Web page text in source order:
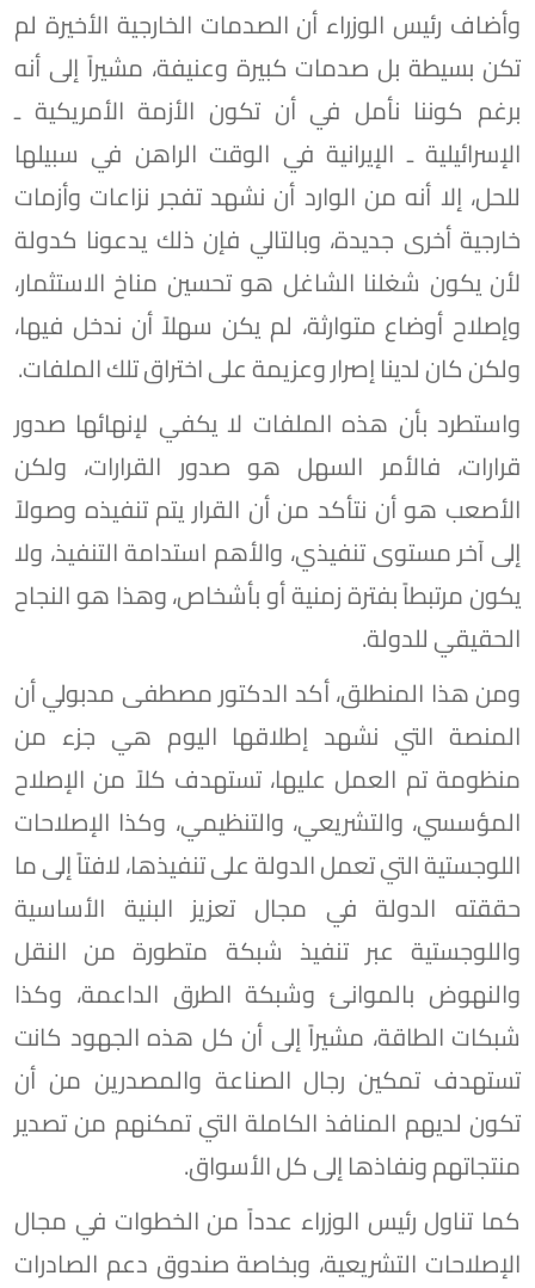
وأضاف رئيس الوزراء أن الصدمات الخارجية الأخيرة لم
تكن بسيطة بل صدمات كبيرة وعنيفة، مشيراً إلى أنه
برغم كوننا نأمل في أن تكون الأزمة الأمريكية ـ
الإسرائيلية ـ الإيرانية في الوقت الراهن في سبيلها
للحل، إلا أنه من الوارد أن نشهد تفجر نزاعات وأزمات
خارجية أخرى جديدة، وبالتالي فإن ذلك يدعونا كدولة
لأن يكون شغلنا الشاغل هو تحسين مناخ الاستثمار،
وإصلاح أوضاع متوارثة، لم يكن سهلاً أن ندخل فيها،
ولكن كان لدينا إصرار وعزيمة على اختراق تلك الملفات.
واستطرد بأن هذه الملفات لا يكفي لإنهائها صدور
قرارات، فالأمر السهل هو صدور القرارات، ولكن
الأصعب هو أن نتأكد من أن القرار يتم تنفيذه وصولاً
إلى آخر مستوى تنفيذي، والأهم استدامة التنفيذ، ولا
يكون مرتبطاً بفترة زمنية أو بأشخاص، وهذا هو النجاح
الحقيقي للدولة.
ومن هذا المنطلق، أكد الدكتور مصطفى مدبولي أن
المنصة التي نشهد إطلاقها اليوم هي جزء من
منظومة تم العمل عليها، تستهدف كلاً من الإصلاح
المؤسسي، والتشريعي، والتنظيمي، وكذا الإصلاحات
اللوجستية التي تعمل الدولة على تنفيذها، لافتاً إلى ما
حققته الدولة في مجال تعزيز البنية الأساسية
واللوجستية عبر تنفيذ شبكة متطورة من النقل
والنهوض بالموانئ وشبكة الطرق الداعمة، وكذا
شبكات الطاقة، مشيراً إلى أن كل هذه الجهود كانت
تستهدف تمكين رجال الصناعة والمصدرين من أن
تكون لديهم المنافذ الكاملة التي تمكنهم من تصدير
منتجاتهم ونفاذها إلى كل الأسواق.
كما تناول رئيس الوزراء عدداً من الخطوات في مجال
الإصلاحات التشريعية، وبخاصة صندوق دعم الصادرات